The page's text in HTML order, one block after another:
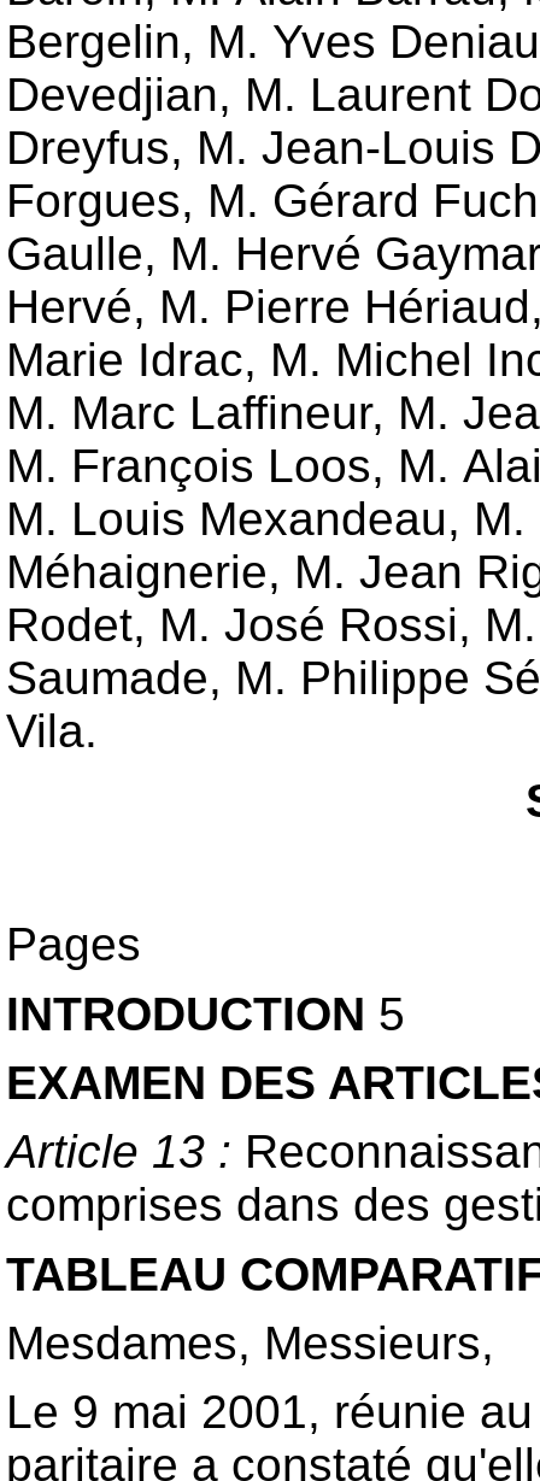
Bergelin, M. Yves
Devedjian, M. Laurent
Dreyfus, M. Jean-Louis
Forgues, M. Gérard
Gaulle, M. Hervé
Hervé, M. Pierre
Marie Idrac, M. Michel
M. Marc Laffineur, M.
M. François Loos, M.
M. Louis Mexandeau,
Méhaignerie, M. Jean
Rodet, M. José Rossi,
Saumade, M. Philippe
Vila.
Pages
INTRODUCTION 5
EXAMEN DES
Article 13 :
comprises dans des
TABLEAU
Mesdames, Messieurs,
Le 9 mai 2001, réunie
paritaire a constaté